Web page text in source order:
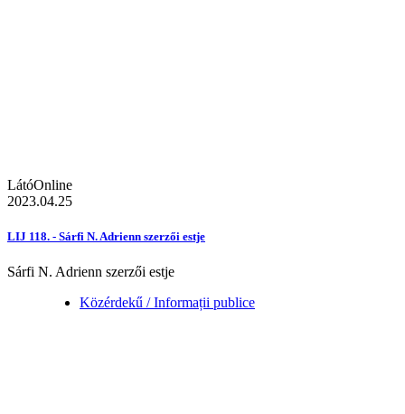
LátóOnline
2023.04.25
LIJ 118. - Sárfi N. Adrienn szerzői estje
Sárfi N. Adrienn szerzői estje
Közérdekű / Informații publice